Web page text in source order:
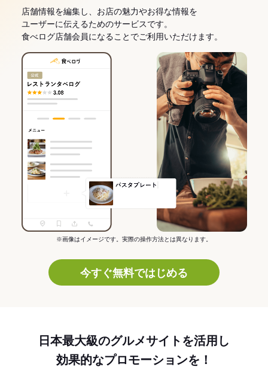
店舗情報を編集し、お店の魅力やお得な情報を
ユーザーに伝えるためのサービスです。
食べログ店舗会員になることでご利用いただけます。
※画像はイメージです。実際の操作方法とは異なります。
今すぐ無料ではじめる
日本最大級のグルメサイトを活用し
効果的なプロモーションを！